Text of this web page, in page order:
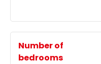
Number of
bedrooms